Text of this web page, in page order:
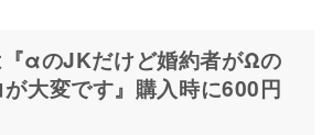
αのJKだけど婚約者がΩの
大変です』購入時に600円